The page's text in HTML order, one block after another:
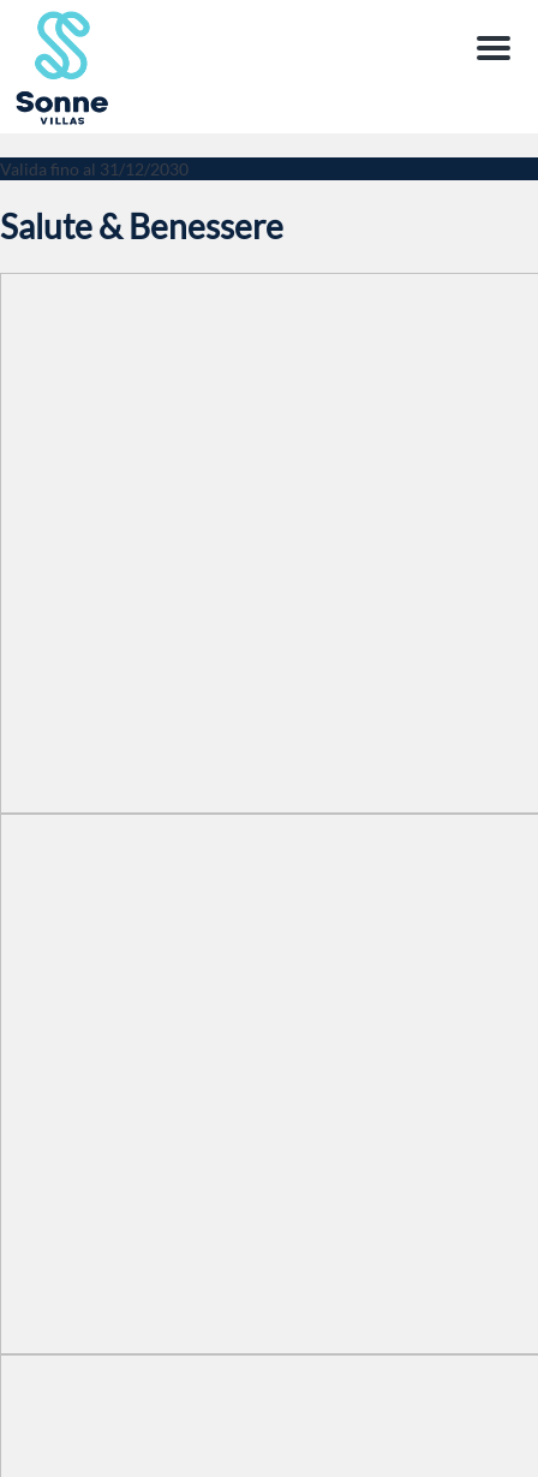
Menu
Valida fino al 31/12/2030
Salute & Benessere